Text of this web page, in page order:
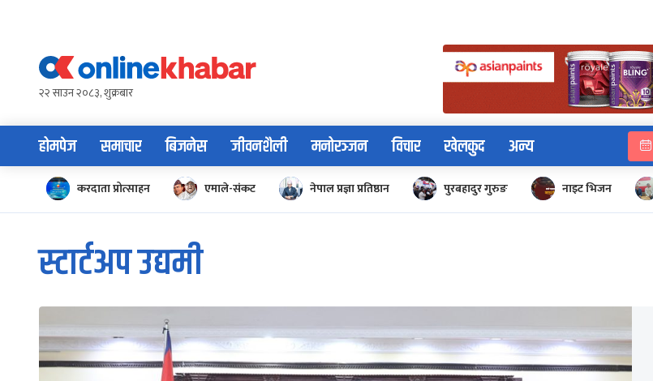
content२२ साउन २०८३, शुक्रबार
होमपेज समाचार बिजनेस जीवनशैली मनोरञ्जन विचार खेलकुद अन्य
करदाता प्रोत्साहन एमाले-संकट नेपाल प्रज्ञा प्रतिष्ठान पुरबहादुर गुरुङ नाइट भिजन
स्टार्टअप उद्यमी